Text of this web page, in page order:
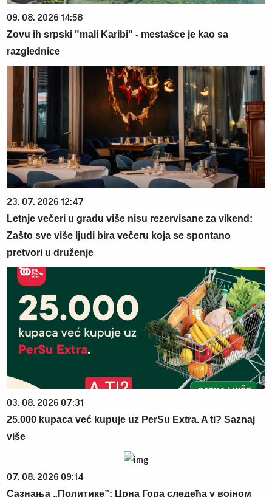
09. 08. 2026 14:58
Zovu ih srpski "mali Karibi" - mestašce je kao sa
razglednice
23. 07. 2026 12:47
Letnje večeri u gradu više nisu rezervisane za vikend:
Zašto sve više ljudi bira večeru koja se spontano
pretvori u druženje
03. 08. 2026 07:31
25.000 kupaca već kupuje uz PerSu Extra. A ti? Saznaj
više
07. 08. 2026 09:14
Сазнања „Политике”: Црна Гора следећа у војном